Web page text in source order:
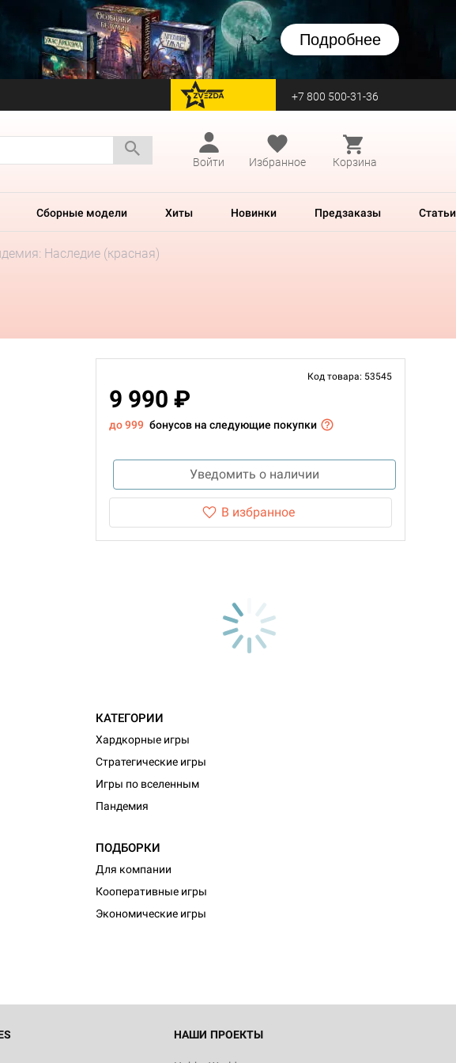
Подробнее
перейти на Zvezda +7 800 500-31-36
Войти
Избранное Корзина
Сборные модели Хиты Новинки Предзаказы Статьи
Наследие (красная)
Код товара: 53545
9 990 ₽
до 999 бонусов на следующие покупки
Уведомить о наличии
В избранное
КАТЕГОРИИ
Хардкорные игры
Стратегические игры
Игры по вселенным
Пандемия
ПОДБОРКИ
Для компании
Кооперативные игры
Экономические игры
НАШИ ПРОЕКТЫ
игра Hobby World Журнал
Спецвыпуск: Братья
тревога